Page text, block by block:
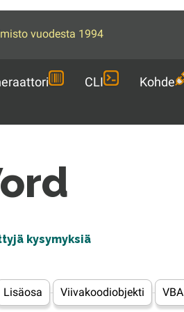
vuodesta 1994
CLI Kohde
kysymyksiä
Lisäosa Viivakoodiobjekti VBA